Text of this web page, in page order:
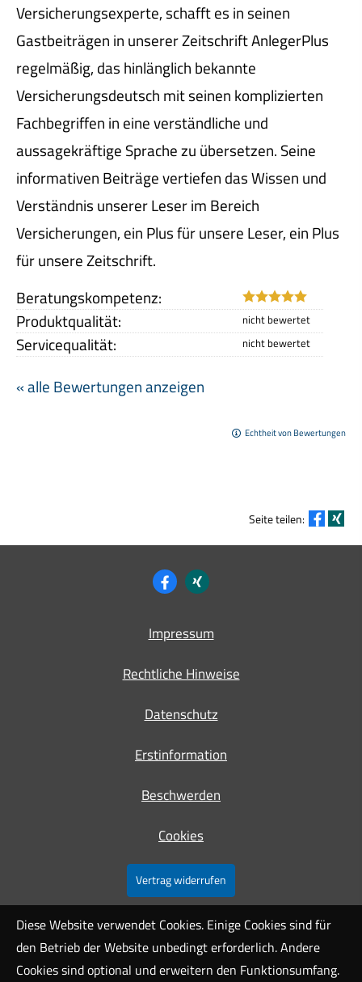
Versicherungsexperte, schafft es in seinen
Gastbeiträgen in unserer Zeitschrift AnlegerPlus
regelmäßig, das hinlänglich bekannte
Versicherungsdeutsch mit seinen komplizierten
Fachbegriffen in eine verständliche und
aussagekräftige Sprache zu übersetzen. Seine
informativen Beiträge vertiefen das Wissen und
Verständnis unserer Leser im Bereich
Versicherungen, ein Plus für unsere Leser, ein Plus
für unsere Zeitschrift.
Beratungskompetenz:
Produktqualität:
Servicequalität:
« alle Bewertungen anzeigen
Echtheit von Bewertungen
Seite teilen:
Impressum
Rechtliche Hinweise
Datenschutz
Erstinformation
Beschwerden
Cookies
Vertrag widerrufen
Diese Website verwendet Cookies. Einige Cookies sind für
den Betrieb der Website unbedingt erforderlich. Andere
Cookies sind optional und erweitern den Funktionsumfang.